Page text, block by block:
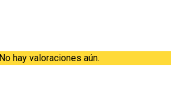
No hay valoraciones aún.